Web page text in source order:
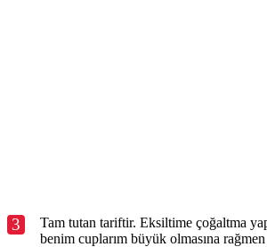
3
Tam tutan tariftir. Eksiltime çoğaltma
benim cuplarım büyük olmasına